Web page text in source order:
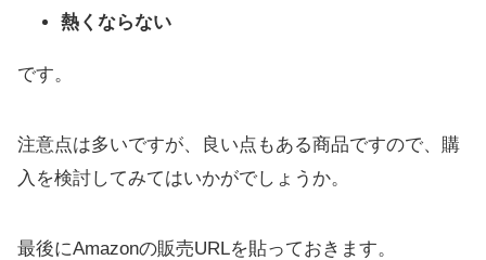
熱くならない
です。
注意点は多いですが、良い点もある商品ですので、購
入を検討してみてはいかがでしょうか。
最後にAmazonの販売URLを貼っておきます。